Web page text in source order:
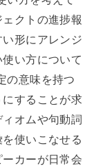
クトの進捗報
形にアレンジ
い方について
の意味を持つ
することが求
オムや句動詞
使いこなせる
カーが日常会